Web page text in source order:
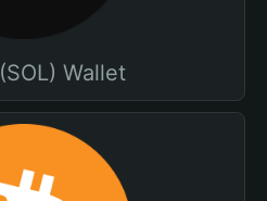
Wallet